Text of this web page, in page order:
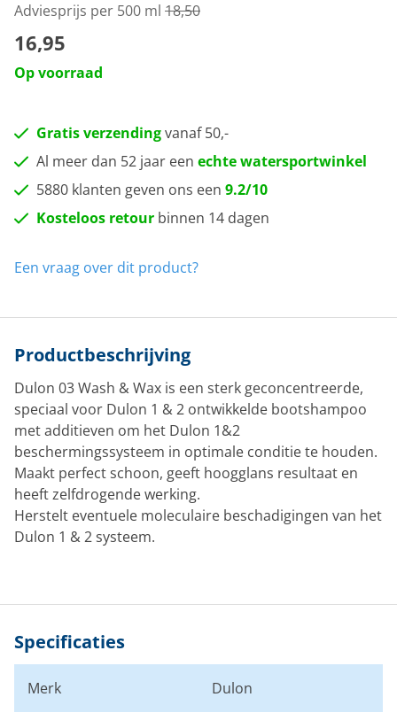
Adviesprijs per 500 ml 18,50
16,95
Op voorraad
Gratis verzendingvanaf 50,-
Al meer dan 52 jaar een echte watersportwinkel
5880 klanten geven ons een 9.2/10
Kosteloos retour binnen 14 dagen
Een vraag over dit product?
Productbeschrijving
Dulon 03 Wash & Wax is een sterk geconcentreerde,
speciaal voor Dulon 1 & 2 ontwikkelde bootshampoo
met additieven om het Dulon 1&2
beschermingssysteem in optimale conditie te houden.
Maakt perfect schoon, geeft hoogglans resultaat en
heeft zelfdrogende werking.
Herstelt eventuele moleculaire beschadigingen van het
Dulon 1 & 2 systeem.
Specificaties
Merk Dulon